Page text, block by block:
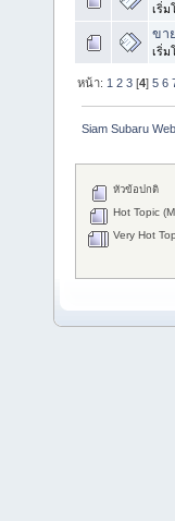
เริ่ม
ขา
เริ่ม
หน้า: 1 2 3 [4]5 6
Siam Subaru
หัวข้อปกติ
Hot Topic
Very Hot